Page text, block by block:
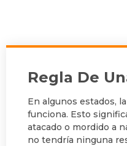
Regla De
En algunos estados,
funciona. Esto
atacado o mordido a
no tendría ninguna